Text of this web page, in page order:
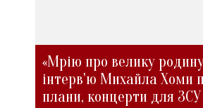
«Мрію про велику
інтерв'ю Михайла Хоми
плани, концерти для ЗСУ